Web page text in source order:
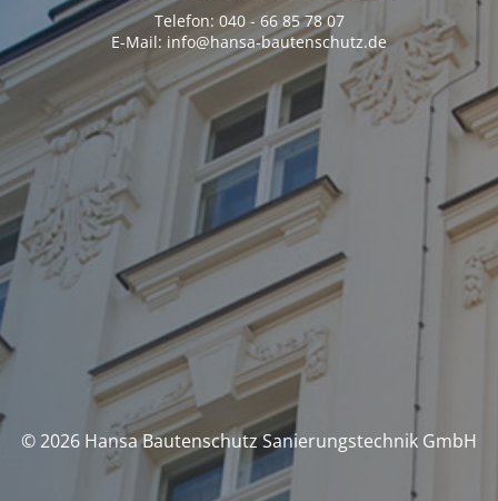
Telefon: 040 - 66 85 78 07
E-Mail: info@hansa-bautenschutz.de
© 2026 Hansa Bautenschutz Sanierungstechnik GmbH